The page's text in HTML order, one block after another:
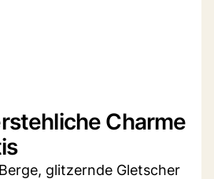
Charme
glitzernde Gletscher